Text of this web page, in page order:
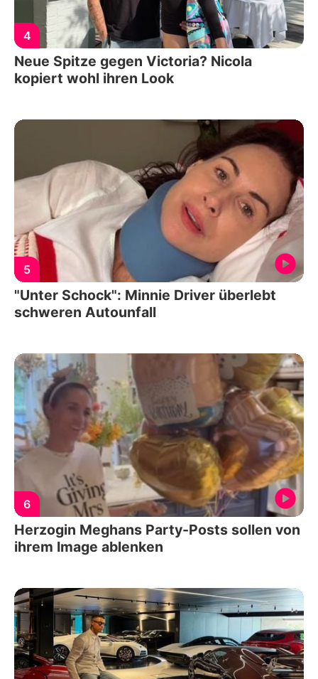
4
Neue Spitze gegen Victoria? Nicola
kopiert wohl ihren Look
5
"Unter Schock": Minnie Driver überlebt
schweren Autounfall
6
Herzogin Meghans Party-Posts sollen von
ihrem Image ablenken